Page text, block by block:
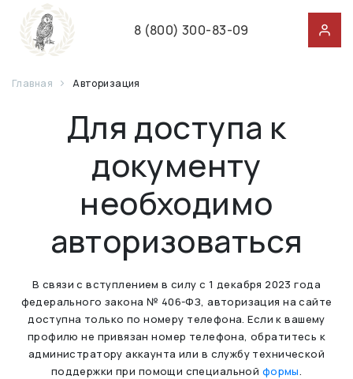
8 (800) 300-83-09
Главная Авторизация
Для доступа к
документу
необходимо
авторизоваться
В связи с вступлением в силу с 1 декабря 2023 года
федерального закона № 406-ФЗ, авторизация на сайте
доступна только по номеру телефона. Если к вашему
профилю не привязан номер телефона, обратитесь к
администратору аккаунта или в службу технической
поддержки при помощи специальной формы.